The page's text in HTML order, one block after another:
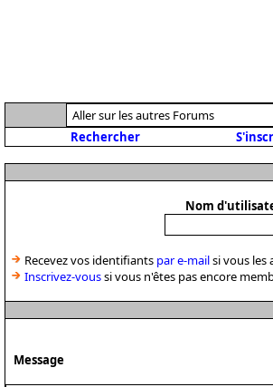
Rechercher
Nom
Recevez vos identifiants par e-mailsi vous les
Inscrivez-voussi vous n'êtes pas encore
Message